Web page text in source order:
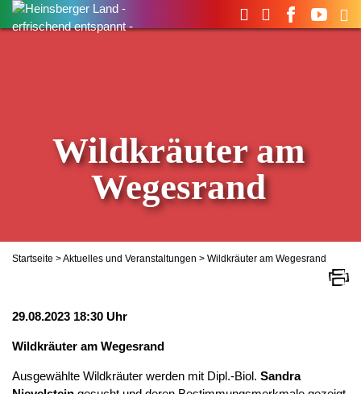
Suchen
nach:
Wildkräuter am
Wegesrand
Startseite >Aktuelles und Veranstaltungen > Wildkräuter am Wegesrand
29.08.2023 18:30 Uhr
Wildkräuter am Wegesrand
Ausgewählte Wildkräuter werden mit Dipl.-Biol. Sandra